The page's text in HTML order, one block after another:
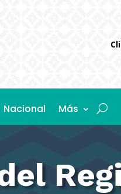
Nacional Más